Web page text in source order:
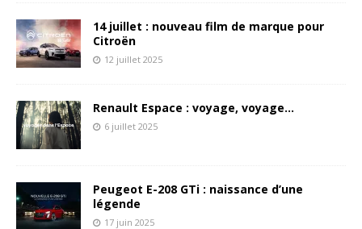
14 juillet : nouveau film de marque pour
Citroën
12 juillet 2025
Renault Espace : voyage, voyage…
6 juillet 2025
Peugeot E-208 GTi : naissance d’une
légende
17 juin 2025